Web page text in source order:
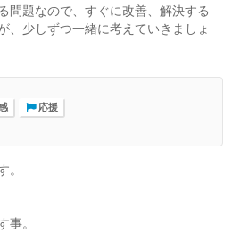
問題なので、すぐに改善、解決する
、少しずつ一緒に考えていきましょ
応援
。